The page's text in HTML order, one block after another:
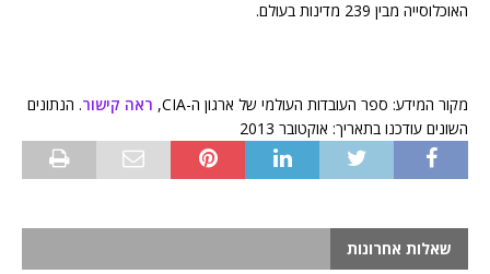
האוכלוסייה מבין 239 מדינות בעולם.
מקור המידע: ספר העובדות העולמי של ארגון ה-CIA, ראה קישור. הנתונים
השונים עודכנו בתאריך: אוקטובר 2013
שאלות אחרונות